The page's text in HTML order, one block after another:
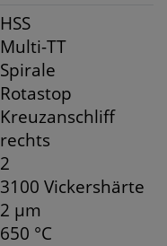
HSS
Multi-TT
Spirale
Rotastop
Kreuzanschliff
rechts
2
3100 Vickershärte
2 µm
650 °C